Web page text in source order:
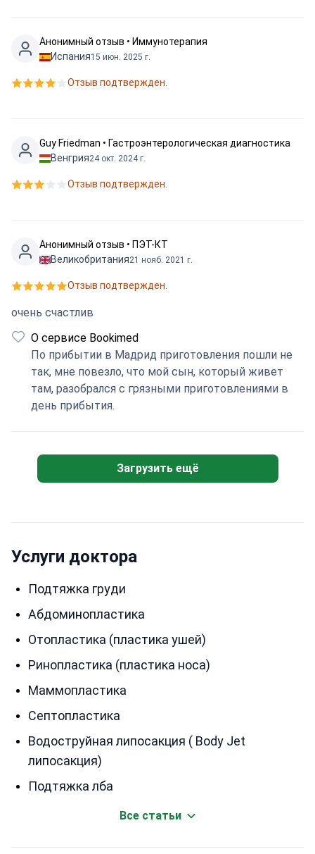
Анонимный отзыв • Иммунотерапия
Испания15 июн. 2025 г.
Отзыв подтвержден.
Guy Friedman • Гастроэнтерологическая диагностика
Венгрия24 окт. 2024 г.
Отзыв подтвержден.
Анонимный отзыв • ПЭТ-КТ
Великобритания21 нояб. 2021 г.
Отзыв подтвержден.
очень счастлив
О сервисе Bookimed
По прибытии в Мадрид приготовления пошли не
так, мне повезло, что мой сын, который живет
там, разобрался с грязными приготовлениями в
день прибытия.
Загрузить ещё
Услуги доктора
Подтяжка груди
Абдоминопластика
Отопластика (пластика ушей)
Ринопластика (пластика носа)
Маммопластика
Септопластика
Водоструйная липосакция ( Body Jet
липосакция)
Подтяжка лба
Все статьи